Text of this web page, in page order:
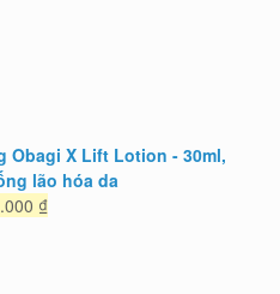
Obagi X Lift Lotion - 30ml,
lão hóa da
₫Giá